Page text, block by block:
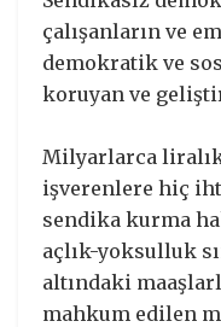
çalışanların ve
demokratik ve
koruyan ve
Milyarlarca
işverenlere hiç
sendika kurma
açlık-yoksulluk
altındaki
mahkum edilen